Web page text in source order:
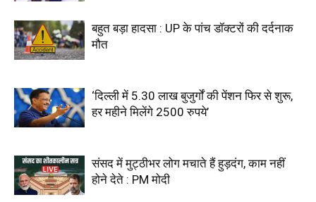
बहुत बड़ा हादसा : UP के पांच डॉक्टरों की दर्दनाक
मौत
‘दिल्ली में 5.30 लाख बुजुर्गों की पेंशन फिर से शुरू,
हर महीने मिलेंगे 2500 रुपये’
संसद में मुट्ठीभर लोग मचाते हैं हुड़दंग, काम नहीं
होने देते : PM मोदी